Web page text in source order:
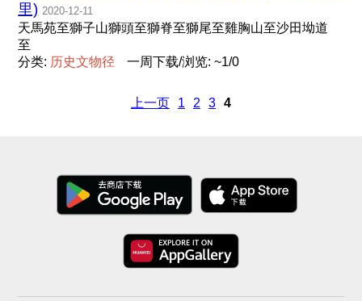
里) 2020-12-11
天馬苑至獅子山獅頭至獅脊至獅尾至雞胸山至沙田坳道
至
分类: 历史文物径 一周下载/浏览: ~1/0
上一页 1 2 3 4